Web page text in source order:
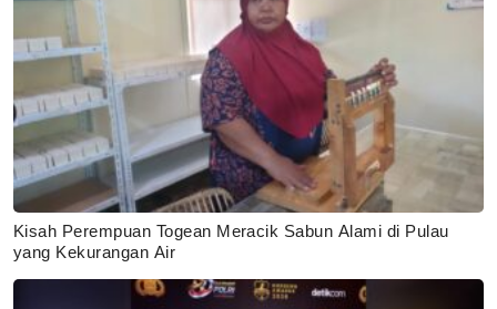
Kisah Perempuan Togean Meracik Sabun Alami di Pulau
yang Kekurangan Air